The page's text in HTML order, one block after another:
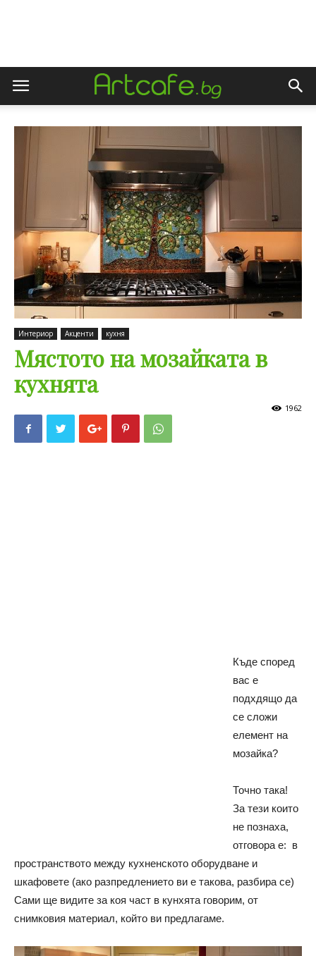
Интериор Акценти кухня
Мястото на мозайката в
кухнята
1962
Къде според
вас е
подхдящо да
се сложи
елемент на
мозайка?
Точно така!
За тези които
не познаха,
отговора е: в
пространството между кухненското оборудване и
шкафовете (ако разпредлението ви е такова, разбира се)
Сами ще видите за коя част в кунхята говорим, от
снимковия материал, който ви предлагаме.